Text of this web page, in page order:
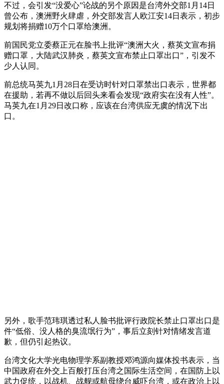
不过，会引发“没爱心”论战的另个原因是台湾外交部1月14日
曾公布，澳洲野火肆虐，外交部发言人欧江安14日表示，初步
规划将捐赠10万个口罩给澳洲。
前国民党立委蔡正元在脸书上批评“澳洲大火，蔡英文宣布捐
赠口罩，大陆武汉肺炎，蔡英文宣布禁止口罩出口”，引发不
少人认同。
前总统马英九1月28日在受访时针对口罩禁出口表示，世界都
在援助，若再不做以后回头来看会发现“政府实在没有人性”。
马英九在1月29日改口称，应该在台湾供应无虞的情况下出
口。
另外，歌手范玮琪透过私人脸书批评行政院长禁止口罩出口是
件“低俗、没人格的臭流氓行为”，事后立刻针对情绪发言道
歉，但仍引起热议。
台湾文化大学光电物理学系副教授邓鸿源向媒体投书表示，当
中国政府在外交上百般打压台湾之国际生活空间，在国防上以
武力促统，以战机、战舰或航母绕台威吓台湾，或在政治上以